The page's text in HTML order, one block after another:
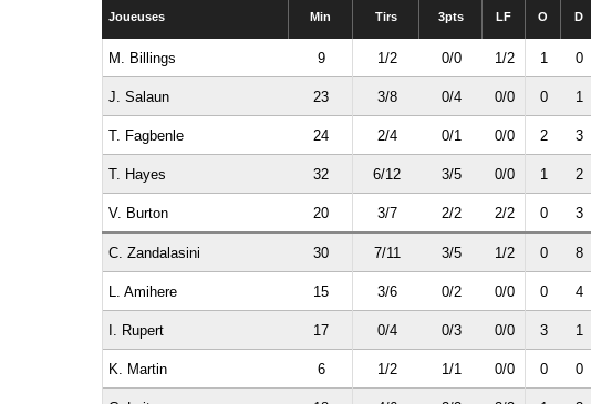
Joueuses Min Tirs 3pts LF O D
M. Billings 9 1/2 0/0 1/2 1 0
J. Salaun 23 3/8 0/4 0/0 0 1
T. Fagbenle 24 2/4 0/1 0/0 2 3
T. Hayes 32 6/12 3/5 0/0 1 2
V. Burton 20 3/7 2/2 2/2 0 3
C. Zandalasini 30 7/11 3/5 1/2 0 8
L. Amihere 15 3/6 0/2 0/0 0 4
I. Rupert 17 0/4 0/3 0/0 3 1
K. Martin 6 1/2 1/1 0/0 0 0